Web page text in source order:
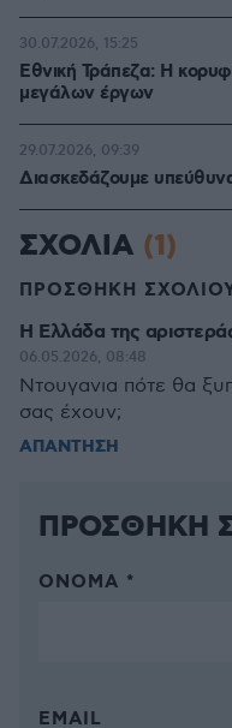
Εθνική Τράπεζα: Η
μεγάλων έργων
30.07.2026, 15:25
Διασκεδάζουμε
29.07.2026, 09:39
ΣΧΟΛΙΑ (1)
ΠΡΟΣΘΗΚΗ
Η Ελλάδα της
06.05.2026, 08:48
Ντουγανια πότε θα
σας έχουν;
ΑΠΑΝΤΗΣΗ
ΠΡΟΣΘΗΚΗ
ΌΝΟΜΑ *
EMAIL